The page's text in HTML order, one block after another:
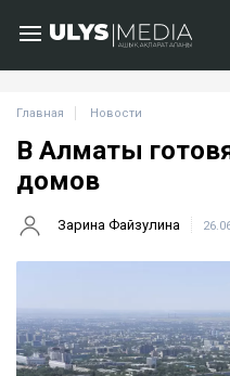
Главная Новости
В Алматы
домов
Зарина Файзулина